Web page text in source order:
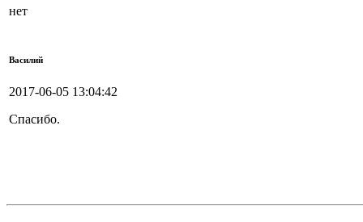
нет
Василий
2017-06-05 13:04:42
Спасибо.